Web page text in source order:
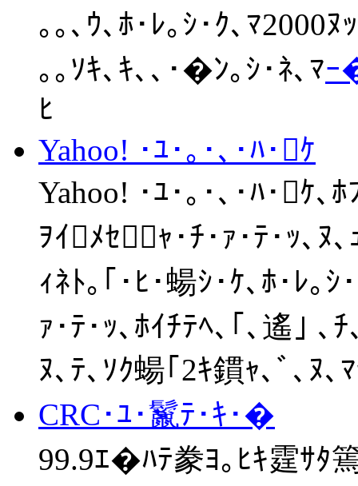
｡｡､ｳ､ﾎ･ﾚ｡ｼ･ｸ､ﾏ2000
｡｡ｿｷ､ｷ､､･�ﾝ｡ｼ･ﾈ､ﾏ
ﾋ
Yahoo! ･ﾕ･｡･､･ﾊ･ｹ
Yahoo! ･ﾕ･｡･､･ﾊ･ｹ､
ｦｲﾒｾｬ･ﾁ･ｧ･ﾃ･ｯ､ﾇ
ｨﾈﾄ｡｢･ﾋ･蝪ｼ･ｹ､ﾎ･ﾚ｡
ｧ･ﾃ･ｯ､ﾎｲﾁﾃﾍ､｢､遙｣ ､
ﾇ､ﾃ､ｿｸ蝪｢2ｷ鏆ｬ､ﾞ､ﾇ､
CRC･ﾕ･鬣ﾃ･ｷ･�
99.9ｴ�ﾊﾃ豢ﾖ｡ﾋｷ霆ｻﾀ